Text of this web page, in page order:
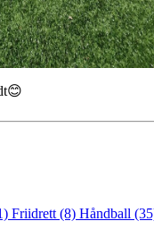
Friidrett (8) Håndball